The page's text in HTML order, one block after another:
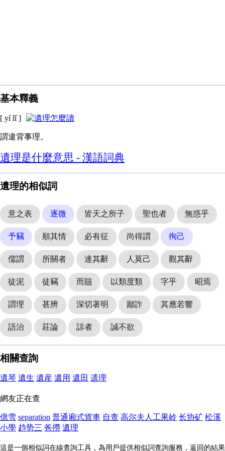
基本釋義
[ yí lǐ ]
謂違背事理。
遺理是什麼意思 - 漢語詞典
遺理的相似詞
意之表 逐微 皆天之所子 聖也者 無惑乎
予竊 順其情 必有征 尚得謂 徇己
儒謂 所關者 達其辭 人莫己 觀其辭
徒泥 徒竊 而賅 以類度類 字乎 昭焉
謂理 甚辨 深切著明 鄙詐 其應若響
語治 莊論 諒者 誠不欲
相關查詢
遺琴 遺生 遺産 遺用 遺田 遗理
網友正在查
億雪 separation 普通廂式貨車 自查 高尔夫人工果岭 长协矿 松溪
小學 趋势三 爸撈 遺理
這是一個相似詞在線查詢工具，為用戶提供相似詞查詢服務，返回的結果